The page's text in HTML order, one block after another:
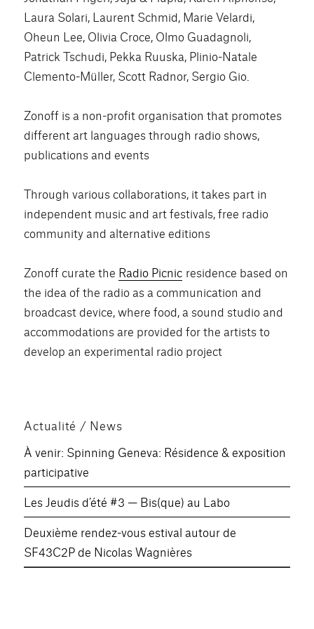
Laura Solari, Laurent Schmid, Marie Velardi,
Oheun Lee, Olivia Croce, Olmo Guadagnoli,
Patrick Tschudi, Pekka Ruuska, Plinio-Natale
Clemento-Müller, Scott Radnor, Sergio Gio.
Zonoff is a non-profit organisation that promotes
different art languages through radio shows,
publications and events
Through various collaborations, it takes part in
independent music and art festivals, free radio
community and alternative editions
Zonoff curate the Radio Picnic residence based on
the idea of the radio as a communication and
broadcast device, where food, a sound studio and
accommodations are provided for the artists to
develop an experimental radio project
Actualité / News
À venir: Spinning Geneva: Résidence & exposition
participative
Les Jeudis d’été #3 — Bis(que) au Labo
Deuxième rendez-vous estival autour de
SF43C2P de Nicolas Wagnières